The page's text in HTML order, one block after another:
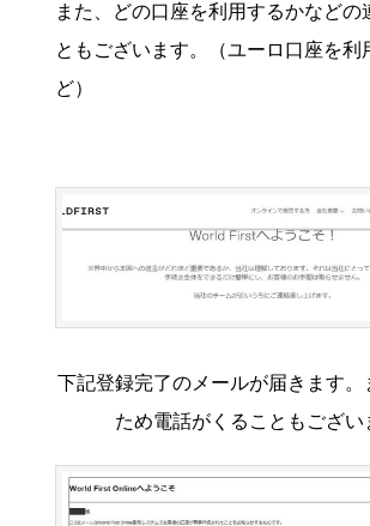
また、どの口座を利用するかなどの
ともございます。（ユーロ口座を利
ど）
下記登録完了のメールが届きます。
ため電話がくることもござい